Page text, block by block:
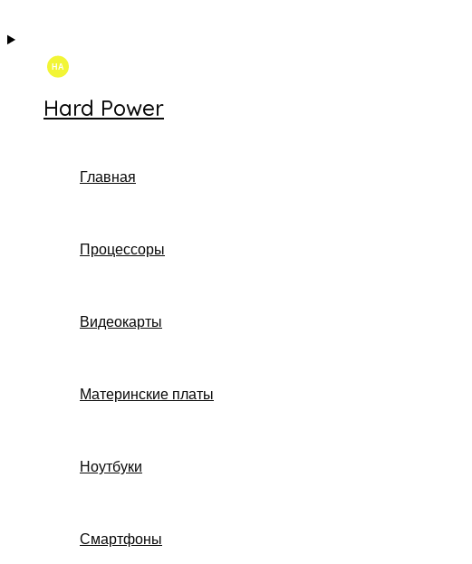
Hard Power
Главная
Процессоры
Видеокарты
Материнские платы
Ноутбуки
Смартфоны